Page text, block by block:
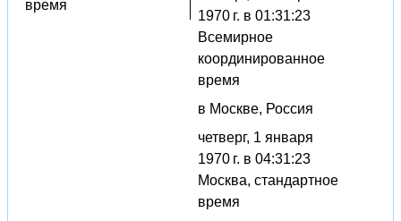
время
1970 г. в 01:31:23
Всемирное
координированное
время
в Москве, Россия
четверг, 1 января
1970 г. в 04:31:23
Москва, стандартное
время